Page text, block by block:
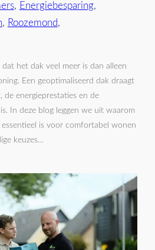
, Energiebesparing
, Roozemond
het dak veel meer is dan alleen
Een geoptimaliseerd dak draagt
energieprestaties en de
In deze blog leggen we uit waarom
is voor comfortabel wonen
keuzes…